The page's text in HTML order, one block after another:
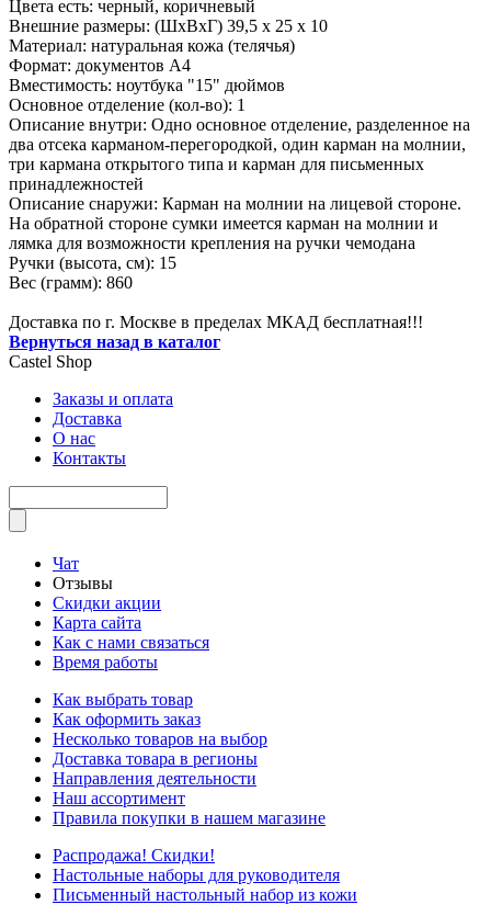
Цвета есть: черный, коричневый
Внешние размеры: (ШхВхГ) 39,5 х 25 х 10
Материал: натуральная кожа (телячья)
Формат: документов А4
Вместимость: ноутбука "15" дюймов
Основное отделение (кол-во): 1
Описание внутри: Одно основное отделение, разделенное на
два отсека карманом-перегородкой, один карман на молнии,
три кармана открытого типа и карман для письменных
принадлежностей
Описание снаружи: Карман на молнии на лицевой стороне.
На обратной стороне сумки имеется карман на молнии и
лямка для возможности крепления на ручки чемодана
Ручки (высота, см): 15
Вес (грамм): 860
Доставка по г. Москве в пределах МКАД бесплатная!!!
Вернуться назад в каталог
Castel Shop
Заказы и оплата
Доставка
О нас
Контакты
Чат
Отзывы
Скидки акции
Карта сайта
Как с нами связаться
Время работы
Как выбрать товар
Как оформить заказ
Несколько товаров на выбор
Доставка товара в регионы
Направления деятельности
Наш ассортимент
Правила покупки в нашем магазине
Распродажа! Скидки!
Настольные наборы для руководителя
Письменный настольный набор из кожи